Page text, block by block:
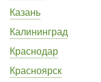
Казань
Калининград
Краснодар
Красноярск